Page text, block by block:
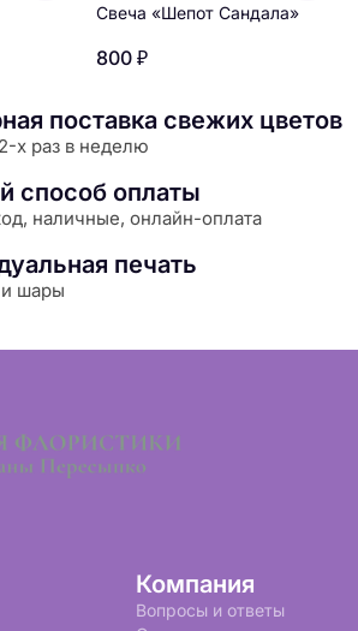
Свеча «Шепот Сандала»
800 ₽
поставка свежих цветов
х раз в неделю
способ оплаты
наличные, онлайн-оплата
печать
шары
Компания
Вопросы и ответы